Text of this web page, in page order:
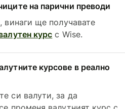
на парични преводи
винаги ще получавате
курс с Wise.
курсове в реално
си валути, за да